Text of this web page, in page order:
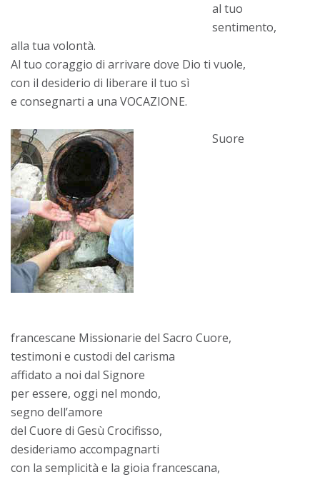
al tuo
sentimento,
alla tua volontà.
Al tuo coraggio di arrivare dove Dio ti vuole,
con il desiderio di liberare il tuo sì
e consegnarti a una VOCAZIONE.
Suore
francescane Missionarie del Sacro Cuore,
testimoni e custodi del carisma
affidato a noi dal Signore
per essere, oggi nel mondo,
segno dell’amore
del Cuore di Gesù Crocifisso,
desideriamo accompagnarti
con la semplicità e la gioia francescana,